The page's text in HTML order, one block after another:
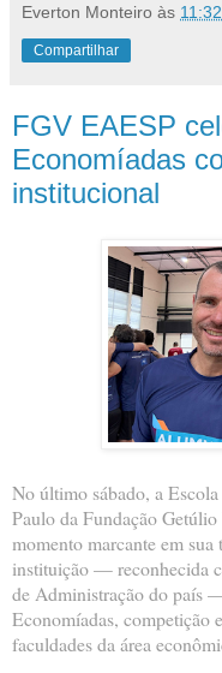
Everton Monteiro às 11:32
Compartilhar
FGV EAESP
Economíadas
institucional
No último sábado, a
Paulo da Fundação
momento marcante em
instituição — reconhecida
de Administração do país
Economíadas, competição
faculdades da área